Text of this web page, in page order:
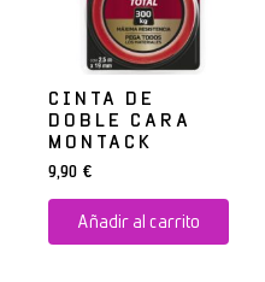
CINTA DE
DOBLE CARA
MONTACK
9,90 €
Añadir al carrito